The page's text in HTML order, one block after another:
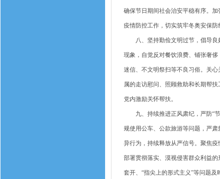
确保节日期间社会治安平稳有序。
疫情防控工作，切实筑牢冬奥安保防
八、坚持勤俭文明过节，倡导良
现象，自觉反对餐饮浪费、铺张奢
迷信、不文明祭扫等不良习俗。关
属的走访慰问、照顾救助和长期帮
党内激励关怀帮扶。
九、持续推进正风肃纪，严防“节
规使用公车、公款旅游等问题，严
异行为，持续释放从严信号。聚焦
部署贯彻落实、漠视侵害群众利益
套开、“指尖上的形式主义”等问题